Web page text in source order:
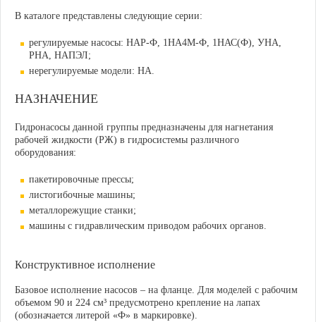
В каталоге представлены следующие серии:
регулируемые насосы: НАР-Ф, 1НА4М-Ф, 1НАС(Ф), УНА,
РНА, НАПЭЛ;
нерегулируемые модели: НА.
НАЗНАЧЕНИЕ
Гидронасосы данной группы предназначены для нагнетания
рабочей жидкости (РЖ) в гидросистемы различного
оборудования:
пакетировочные прессы;
листогибочные машины;
металлорежущие станки;
машины с гидравлическим приводом рабочих органов.
Конструктивное исполнение
Базовое исполнение насосов – на фланце. Для моделей с рабочим
объемом 90 и 224 см³ предусмотрено крепление на лапах
(обозначается литерой «Ф» в маркировке).